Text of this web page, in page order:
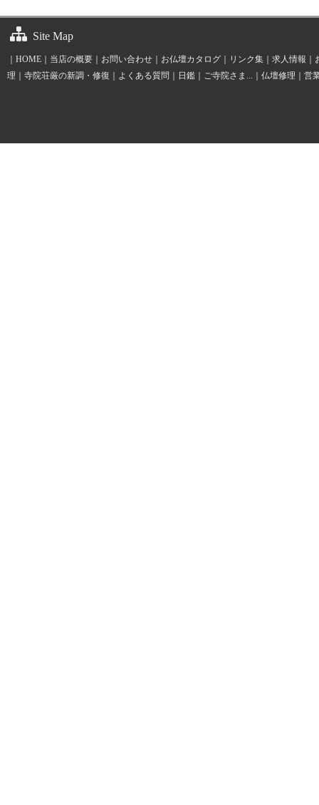
Site Map
｜ HOME ｜ 当店の概要 ｜ お問い合わせ ｜ お仏壇カタログ ｜ リンク集 ｜ 求人情報 ｜
理 ｜ 寺院荘厳の新調・修復 ｜ よくある質問 ｜ 日鑑 ｜ ご寺院さま... ｜ 仏壇修理 ｜ 営